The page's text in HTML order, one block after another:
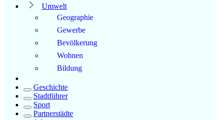
Umwelt
Geographie
Gewerbe
Bevölkerung
Wohnen
Bildung
Geschichte
Stadtführer
Sport
Partnerstädte